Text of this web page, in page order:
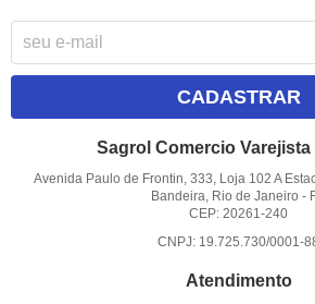
CADASTRAR
Sagrol Comercio Varejista
Avenida Paulo de Frontin, 333, Loja 102 A
Bandeira, Rio de Janeiro -
CEP: 20261-240
CNPJ: 19.725.730/0001-
Atendimento